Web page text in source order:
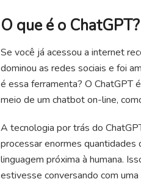
O que é o ChatGPT?
Se você já acessou a internet
dominou as redes sociais e foi
é essa ferramenta? O ChatGPT
meio de um chatbot on-line,
A tecnologia por trás do
processar enormes
linguagem próxima à humana.
estivesse conversando com